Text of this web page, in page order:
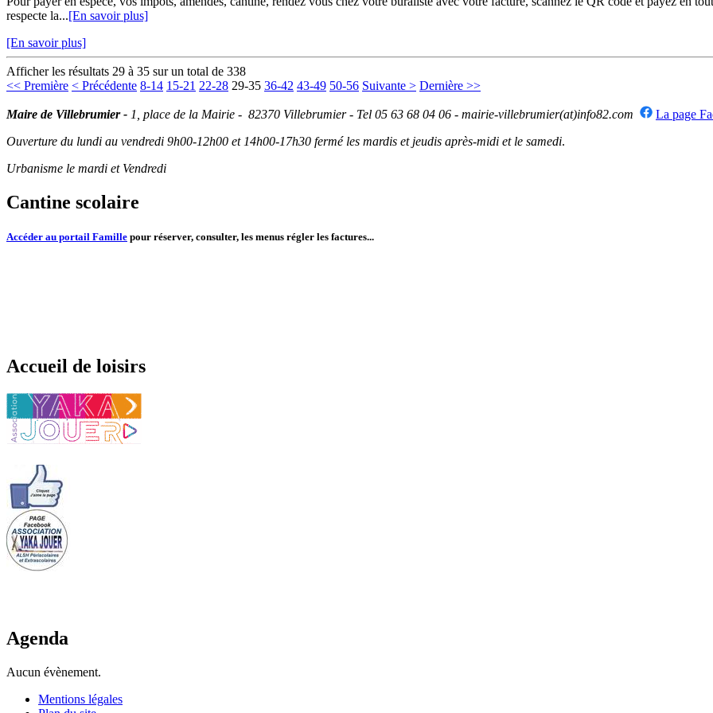
respecte la...[En savoir plus]
[En savoir plus]
Afficher les résultats 29 à 35 sur un total de 338
<< Première < Précédente 8-14 15-21 22-28 29-35 36-42 43-49 50-56 Suivante > Dernière >>
Maire de Villebrumier - 1, place de la Mairie - 82370 Villebrumier - Tel 05 63 68 04 06 - mairie-villebrumier(at)info82.com
La page
Ouverture du lundi au vendredi 9h00-12h00 et 14h00-17h30 fermé les mardis et jeudis après-midi et le samedi.
Urbanisme le mardi et Vendredi
Cantine scolaire
Accéder au portail Famille pour réserver, consulter, les menus régler les factures...
Accueil de loisirs
Agenda
Aucun évènement.
Mentions légales